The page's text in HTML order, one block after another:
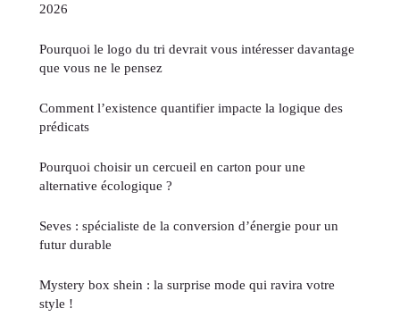
2026
Pourquoi le logo du tri devrait vous intéresser davantage
que vous ne le pensez
Comment l’existence quantifier impacte la logique des
prédicats
Pourquoi choisir un cercueil en carton pour une
alternative écologique ?
Seves : spécialiste de la conversion d’énergie pour un
futur durable
Mystery box shein : la surprise mode qui ravira votre
style !